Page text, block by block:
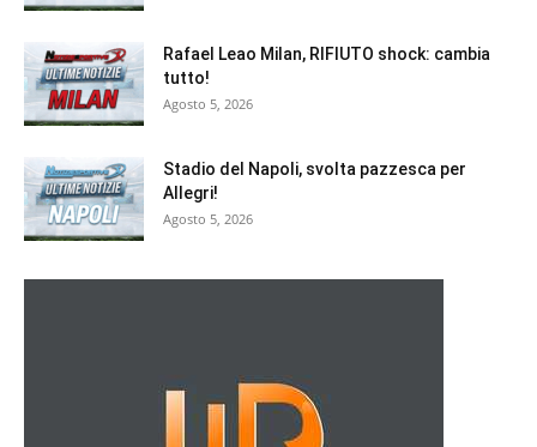
Rafael Leao Milan, RIFIUTO shock: cambia
tutto!
Agosto 5, 2026
Stadio del Napoli, svolta pazzesca per
Allegri!
Agosto 5, 2026